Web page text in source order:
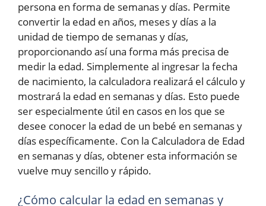
persona en forma de semanas y días. Permite
convertir la edad en años, meses y días a la
unidad de tiempo de semanas y días,
proporcionando así una forma más precisa de
medir la edad. Simplemente al ingresar la fecha
de nacimiento, la calculadora realizará el cálculo y
mostrará la edad en semanas y días. Esto puede
ser especialmente útil en casos en los que se
desee conocer la edad de un bebé en semanas y
días específicamente. Con la Calculadora de Edad
en semanas y días, obtener esta información se
vuelve muy sencillo y rápido.
¿Cómo calcular la edad en semanas y